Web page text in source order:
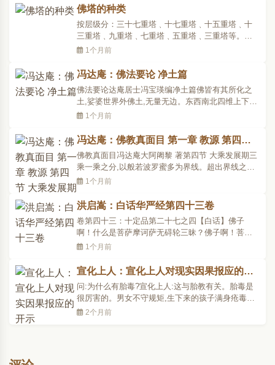
投靠他。但是，他的善行、为人，尤其是得到众多
百姓的拥护，却使得有些人极为恼恨。邻国有个修
道的婆罗门，生性狠毒..
佛塔的种类
按层级分：三十七重塔﹑十七重塔﹑十五重塔﹑十
三重塔﹑九重塔﹑七重塔﹑五重塔﹑三重塔等。按
形状分：方塔﹑圆塔﹑六角形塔﹑八角形塔等，另
塔﹑无缝塔﹑楼阁式塔﹑密檐塔﹑金刚宝座塔﹑墓
塔﹑板塔婆﹑角塔婆。按所纳藏之物分：舍利塔﹑
发塔﹑爪塔﹑牙..
1个月前
冯达庵：佛法要论 净土篇
佛法要论达庵居士冯宝瑛编净土篇佛皆有其所化之
土,娑婆世界外佛土,无量无边。东西南北四维上下虚
空,无所不遍。各各佛土,应现何等境界,恒视化主本愿
生,故娑婆国土特现垢秽之象,因有秽土之名。娑婆世
界之西,越十万亿佛土,有阿弥陀佛化土,名曰极乐国。
(或称..
1个月前
冯达庵：佛教真面目 第一章 教源 第四节
大乘发展期
佛教真面目冯达庵大阿阇黎 著第四节 大乘发展期三
乘一乘之分,以般若波罗蜜多为界线。超出界线之上
方称一乘;未及者虽发一乘大愿,尚未入门也。释尊自
萨受持。见六波罗蜜多经此名实大乘;一乘教摄;与三
乘中之权大乘异趣。小乘正法时期,权大乘尚未易行
世;何..
1个月前
洪启嵩：白话华严经第四十三卷
卷第四十三：十定品第二十七之四【白话】佛子
啊！什么是菩萨摩诃萨无碍轮三昧？佛子啊！菩萨
摩诃萨证入这禅定三昧时，安住在无障碍的身业，
住在无障碍的佛国刹土。因此，得以亲证无障碍成
就众生的智慧；无障碍调伏教化众生的智慧；并放
射出无障碍的光明，..
1个月前
宣化上人：宣化上人对现实因果报应的开
示
问:为什么有胎毒?宣化上人:这与胎教有关。胎毒是
很厉害的。男女不守规矩,生下来的孩子满身疮毒。
父母淫欲心重,生出来的婴儿容易患种种疮。因此女
2个月前